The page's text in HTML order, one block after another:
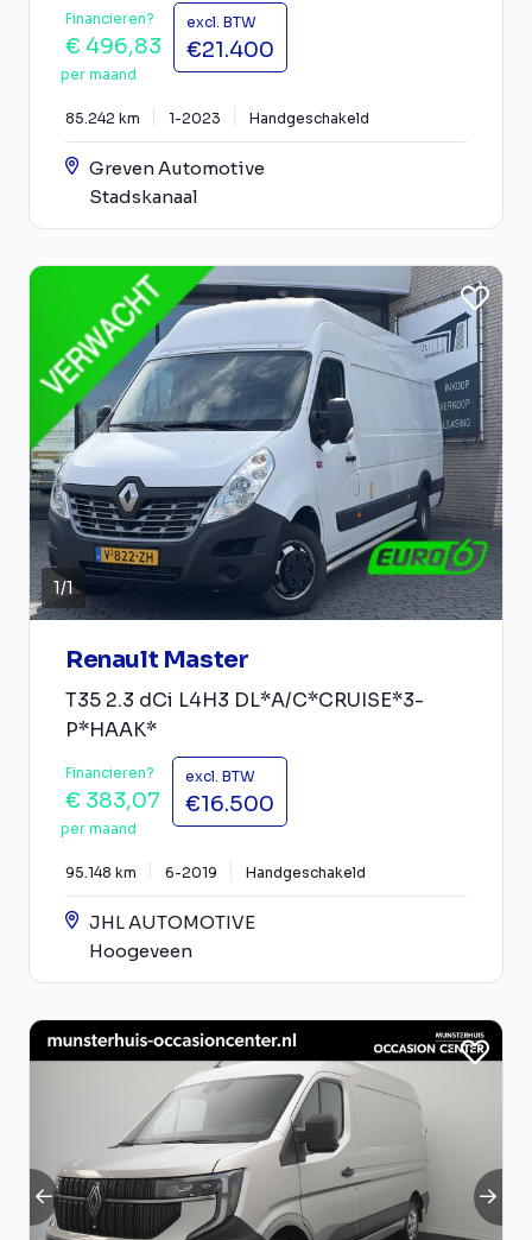
Financieren?
€ 496,83
per maand
excl. BTW
€21.400
85.242 km 1-2023 Handgeschakeld
Greven Automotive
Stadskanaal
1/1
Renault Master
T35 2.3 dCi L4H3 DL*A/C*CRUISE*3-
P*HAAK*
Financieren?
€ 383,07
per maand
excl. BTW
€16.500
95.148 km 6-2019 Handgeschakeld
JHL AUTOMOTIVE
Hoogeveen